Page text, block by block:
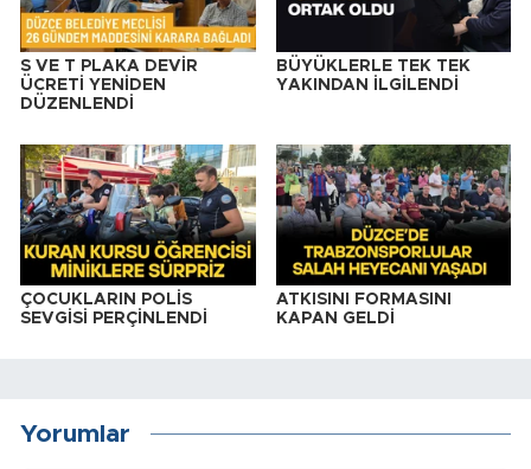
S VE T PLAKA DEVİR
ÜCRETİ YENİDEN
DÜZENLENDİ
BÜYÜKLERLE TEK TEK
YAKINDAN İLGİLENDİ
ÇOCUKLARIN POLİS
SEVGİSİ PERÇİNLENDİ
ATKISINI FORMASINI
KAPAN GELDİ
Yorumlar